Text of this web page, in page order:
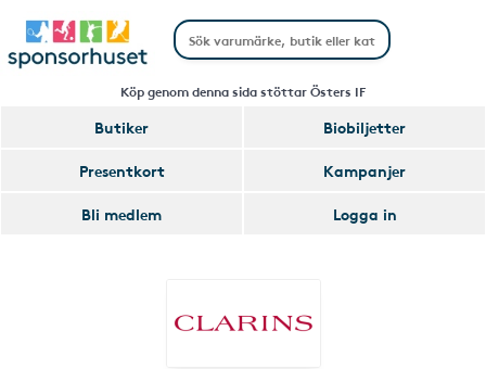
Köp genom denna sida stöttar Östers IF
Butiker
Biobiljetter
Presentkort
Kampanjer
Bli medlem
Logga in